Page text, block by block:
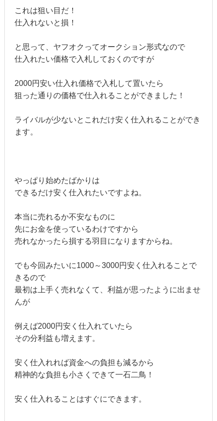
これは狙い目だ！
仕入れないと損！
と思って、ヤフオクってオークション形式なので
仕入れたい価格で入札しておくのですが
2000円安い仕入れ価格で入札して置いたら
狙った通りの価格で仕入れることができました！
ライバルが少ないとこれだけ安く仕入れることができ
ます。
やっぱり始めたばかりは
できるだけ安く仕入れたいですよね。
本当に売れるか不安なものに
先にお金を使っているわけですから
売れなかったら損する羽目になりますからね。
でも今回みたいに1000～3000円安く仕入れることで
きるので
最初は上手く売れなくて、利益が思ったように出ませ
んが
例えば2000円安く仕入れていたら
その分利益も増えます。
安く仕入れれば資金への負担も減るから
精神的な負担も小さくできて一石二鳥！
安く仕入れることはすぐにできます。